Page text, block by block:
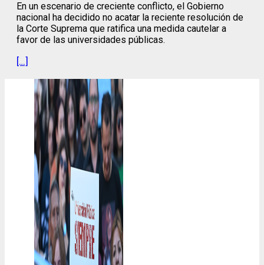
En un escenario de creciente conflicto, el Gobierno
nacional ha decidido no acatar la reciente resolución de
la Corte Suprema que ratifica una medida cautelar a
favor de las universidades públicas.
[…]